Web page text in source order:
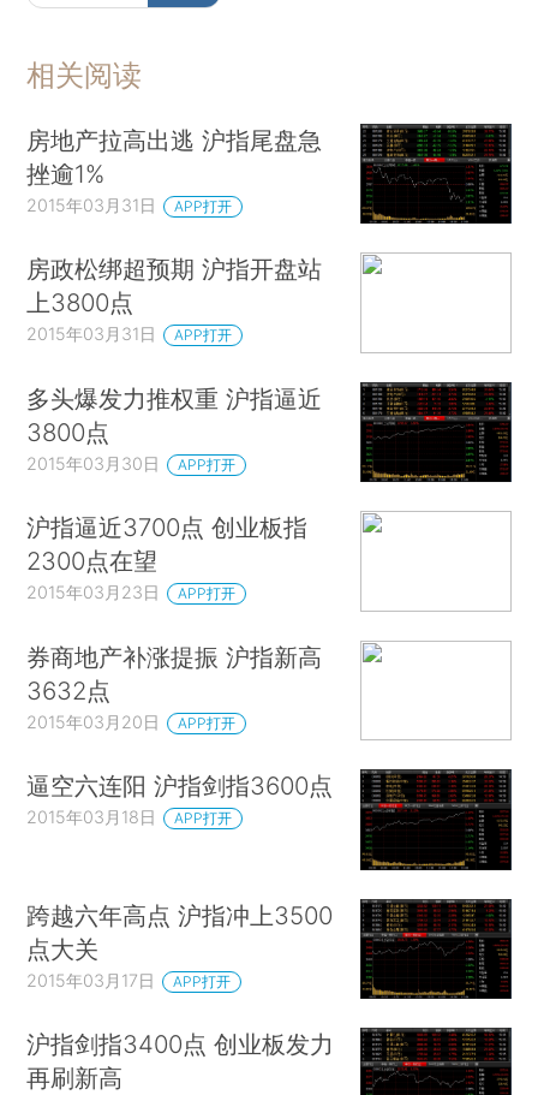
相关阅读
房地产拉高出逃 沪指尾盘急
挫逾1%
2015年03月31日 APP打开
房政松绑超预期 沪指开盘站
上3800点
2015年03月31日 APP打开
多头爆发力推权重 沪指逼近
3800点
2015年03月30日 APP打开
沪指逼近3700点 创业板指
2300点在望
2015年03月23日 APP打开
券商地产补涨提振 沪指新高
3632点
2015年03月20日 APP打开
逼空六连阳 沪指剑指3600点
2015年03月18日 APP打开
跨越六年高点 沪指冲上3500
点大关
2015年03月17日 APP打开
沪指剑指3400点 创业板发力
再刷新高